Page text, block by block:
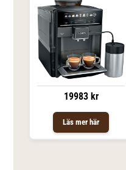
19983 kr
Läs mer här